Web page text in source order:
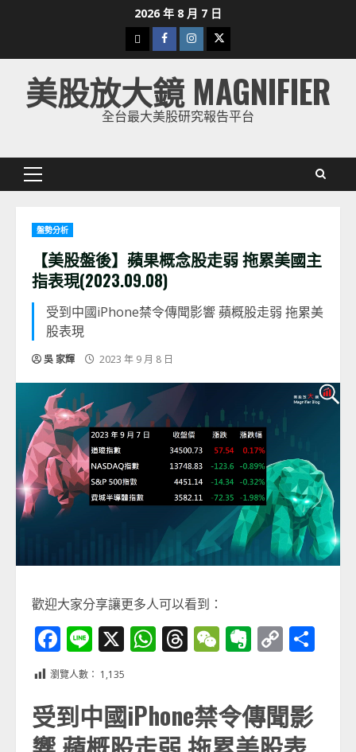
2026 年 8 月 7 日
下
載
美
股
Facebook
Instagram
Twitter
美股放大鏡 MAGNIFIER
全台最大美股研究報告平台
Primary
盤勢分析
【美股盤後】蘋果概念股走弱 拖累美國主
指表現(2023.09.08)
受到中國iPhone禁令傳聞影響 蘋概股走弱 拖累美
股表現
吳 家輝 2023 年 9 月 8 日
歡迎大家分享讓更多人可以看到：
Facebook
Line
X WhatsApp
Threads
WeChat
Evernote
Copy
瀏覽人數： 1,135
受到中國iPhone禁令傳聞影